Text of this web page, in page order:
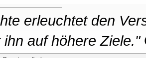
erleuchtet den
ihn auf höhere Ziele."